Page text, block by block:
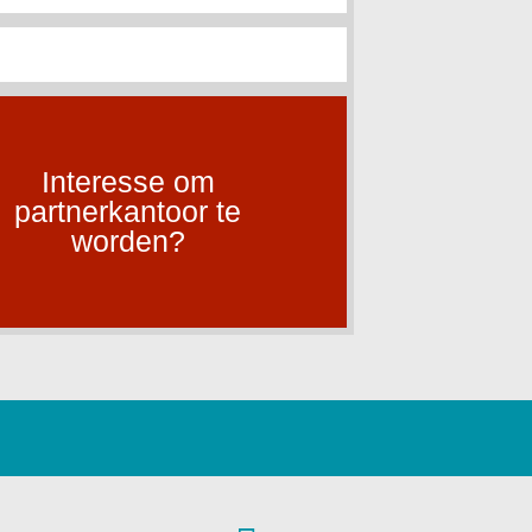
Interesse om
partnerkantoor te
worden?